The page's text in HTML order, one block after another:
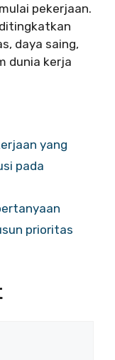
pekerjaan.
daya saing,
dunia kerja
yang
pada
prioritas